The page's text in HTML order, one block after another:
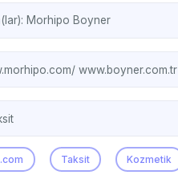
Morhipo Boyner
www.boyner.com.tr
Taksit Kozmetik